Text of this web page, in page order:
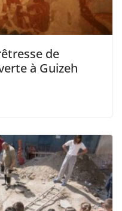
de
à Guizeh